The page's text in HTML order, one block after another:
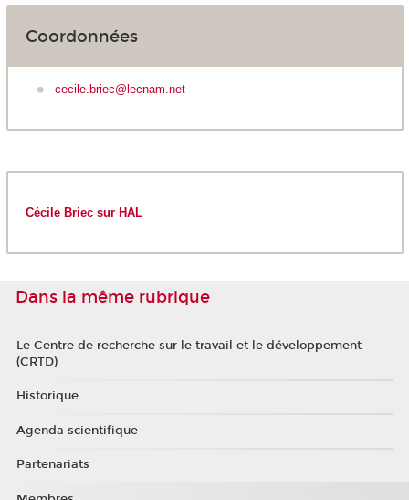
Coordonnées
cecile.briec@lecnam.net
Cécile Briec sur HAL
Dans la même rubrique
Le Centre de recherche sur le travail et le développement
(CRTD)
Historique
Agenda scientifique
Partenariats